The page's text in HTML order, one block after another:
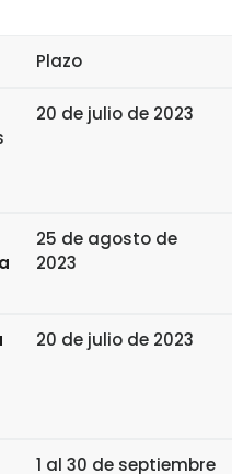
Plazo
20 de julio de 2023
25 de agosto de
2023
20 de julio de 2023
1 al 30 de septiembre